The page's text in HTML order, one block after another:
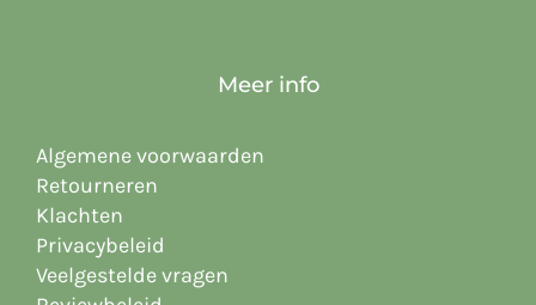
Meer info
Algemene voorwaarden
Retourneren
Klachten
Privacybeleid
Veelgestelde vragen